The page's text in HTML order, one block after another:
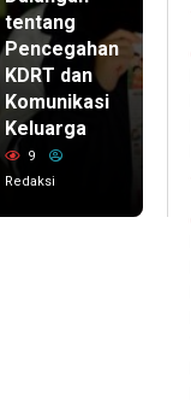
tentang
Pencegahan
KDRT dan
Komunikasi
Keluarga
9
Redaksi